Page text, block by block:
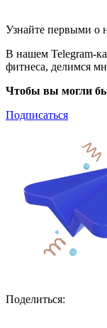
Узнайте первыми о
В нашем Telegram-
фитнеса, делимся
Чтобы вы могли
Подписаться
Поделиться: